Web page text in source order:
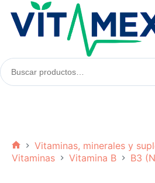
contenido
Buscar
productos:
Inicio
Vitaminas, minerales y
Vitaminas
Vitamina B B3